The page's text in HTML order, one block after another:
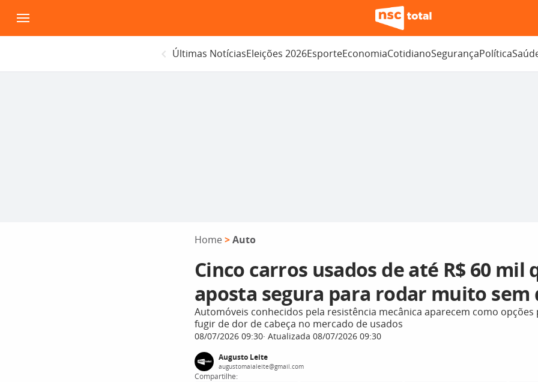
para
o
Últimas NotíciasEleições 2026EsporteEconomiaCotidianoSegurançaPolítica
Home >Auto
Cinco carros usados de até R$ 60 mil
aposta segura para rodar muito sem
Automóveis conhecidos pela resistência mecânica aparecem como
fugir de dor de cabeça no mercado de usados
08/07/2026 09:30 Atualizada 08/07/2026 09:30
Augusto Leite
augustomaialeite@gmail.com
Compartilhe: